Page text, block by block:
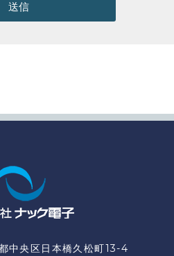
送信
中央区日本橋久松町13-4